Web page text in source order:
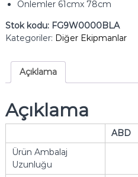
Önlemler 61cmx 78cm
Stok kodu: FG9W0000BLA
Kategoriler: Diğer Ekipmanlar
Açıklama
Açıklama
ABD
Ürün Ambalaj
Uzunluğu